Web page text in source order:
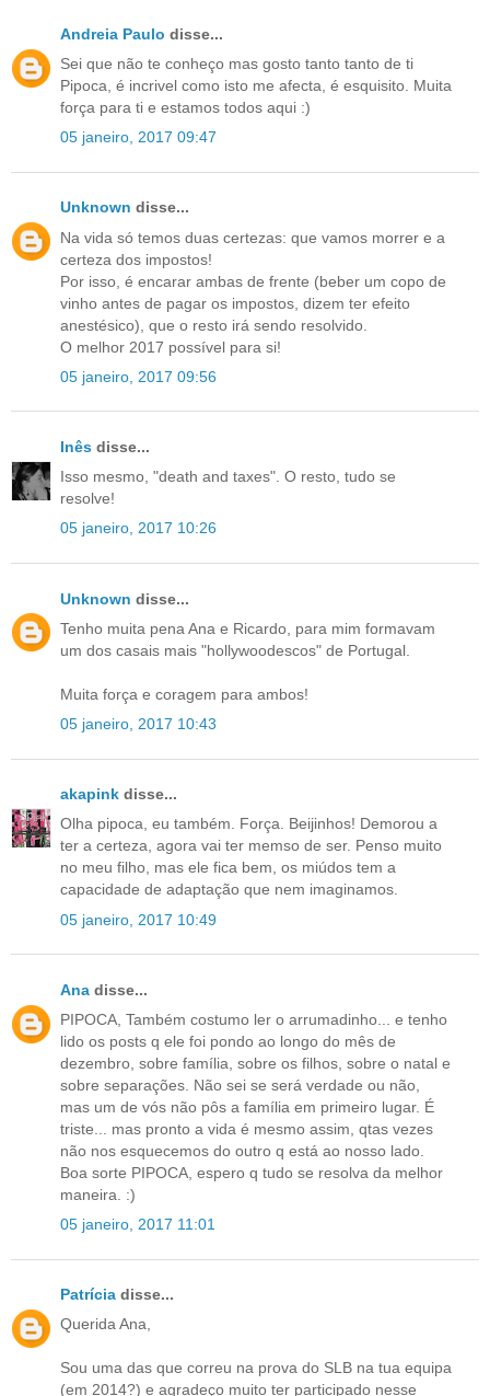
Andreia Paulo disse...
Sei que não te conheço mas gosto tanto tanto de ti
Pipoca, é incrivel como isto me afecta, é esquisito. Muita
força para ti e estamos todos aqui :)
05 janeiro, 2017 09:47
Unknown disse...
Na vida só temos duas certezas: que vamos morrer e a
certeza dos impostos!
Por isso, é encarar ambas de frente (beber um copo de
vinho antes de pagar os impostos, dizem ter efeito
anestésico), que o resto irá sendo resolvido.
O melhor 2017 possível para si!
05 janeiro, 2017 09:56
Inês disse...
Isso mesmo, "death and taxes". O resto, tudo se
resolve!
05 janeiro, 2017 10:26
Unknown disse...
Tenho muita pena Ana e Ricardo, para mim formavam
um dos casais mais "hollywoodescos" de Portugal.
Muita força e coragem para ambos!
05 janeiro, 2017 10:43
akapink disse...
Olha pipoca, eu também. Força. Beijinhos! Demorou a
ter a certeza, agora vai ter memso de ser. Penso muito
no meu filho, mas ele fica bem, os miúdos tem a
capacidade de adaptação que nem imaginamos.
05 janeiro, 2017 10:49
Ana disse...
PIPOCA, Também costumo ler o arrumadinho... e tenho
lido os posts q ele foi pondo ao longo do mês de
dezembro, sobre família, sobre os filhos, sobre o natal e
sobre separações. Não sei se será verdade ou não,
mas um de vós não pôs a família em primeiro lugar. É
triste... mas pronto a vida é mesmo assim, qtas vezes
não nos esquecemos do outro q está ao nosso lado.
Boa sorte PIPOCA, espero q tudo se resolva da melhor
maneira. :)
05 janeiro, 2017 11:01
Patrícia disse...
Querida Ana,
Sou uma das que correu na prova do SLB na tua equipa
(em 2014?) e agradeço muito ter participado nesse